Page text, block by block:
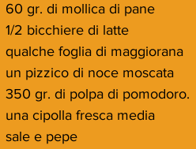
60 gr. di mollica di pane
1/2 bicchiere di latte
qualche foglia di maggiorana
un pizzico di noce moscata
350 gr. di polpa di pomodoro.
una cipolla fresca media
sale e pepe